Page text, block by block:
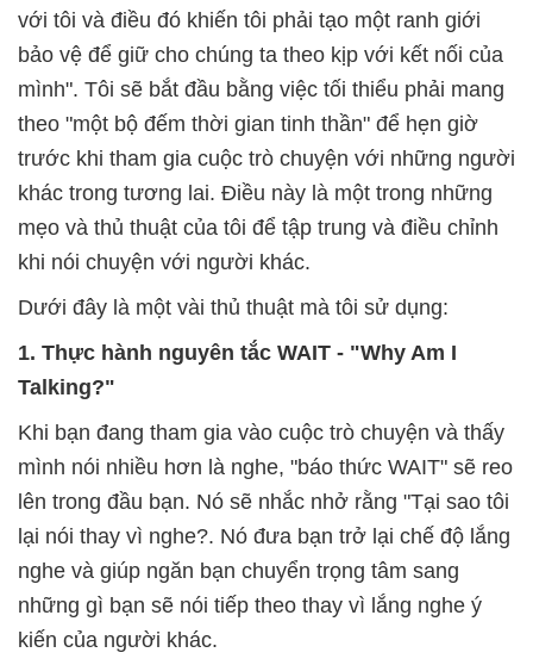
với tôi và điều đó khiến tôi phải tạo một ranh giới
bảo vệ để giữ cho chúng ta theo kịp với kết nối của
mình". Tôi sẽ bắt đầu bằng việc tối thiểu phải mang
theo "một bộ đếm thời gian tinh thần" để hẹn giờ
trước khi tham gia cuộc trò chuyện với những người
khác trong tương lai. Điều này là một trong những
mẹo và thủ thuật của tôi để tập trung và điều chỉnh
khi nói chuyện với người khác.
Dưới đây là một vài thủ thuật mà tôi sử dụng:
1. Thực hành nguyên tắc WAIT - "Why Am I
Talking?"
Khi bạn đang tham gia vào cuộc trò chuyện và thấy
mình nói nhiều hơn là nghe, "báo thức WAIT" sẽ reo
lên trong đầu bạn. Nó sẽ nhắc nhở rằng "Tại sao tôi
lại nói thay vì nghe?. Nó đưa bạn trở lại chế độ lắng
nghe và giúp ngăn bạn chuyển trọng tâm sang
những gì bạn sẽ nói tiếp theo thay vì lắng nghe ý
kiến của người khác.